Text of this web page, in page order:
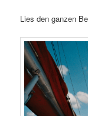
Lies den ganzen